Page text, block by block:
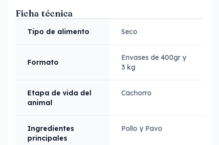
Ficha técnica
Tipo de alimento Seco
Formato
Envases de 400gr y
3 kg
Etapa de vida del
animal
Cachorro
Ingredientes
principales
Pollo y Pavo